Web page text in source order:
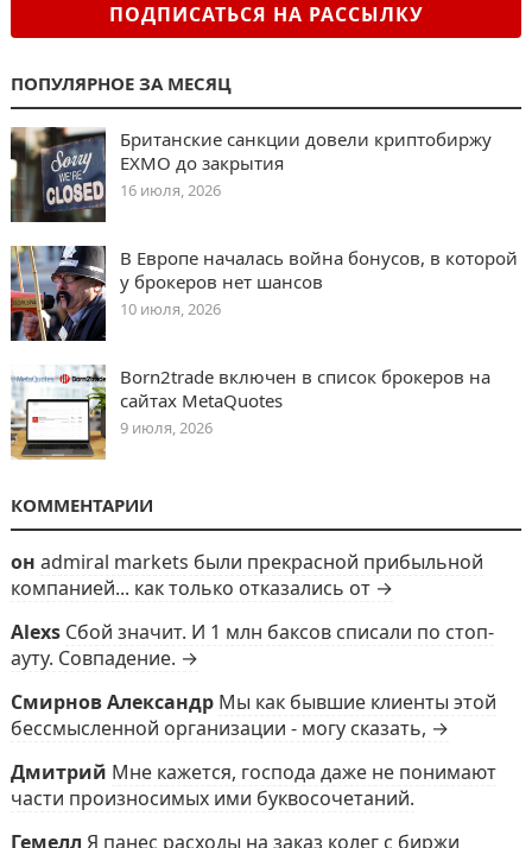
ПОДПИСАТЬСЯ НА РАССЫЛКУ
ПОПУЛЯРНОЕ ЗА МЕСЯЦ
Британские санкции довели криптобиржу
EXMO до закрытия
16 июля, 2026
В Европе началась война бонусов, в которой
у брокеров нет шансов
10 июля, 2026
Born2trade включен в список брокеров на
сайтах MetaQuotes
9 июля, 2026
КОММЕНТАРИИ
он admiral markets были прекрасной прибыльной
компанией... как только отказались от →
Alexs Сбой значит. И 1 млн баксов списали по стоп-
ауту. Совпадение. →
Смирнов Александр Мы как бывшие клиенты этой
бессмысленной организации - могу сказать, →
Дмитрий Мне кажется, господа даже не понимают
части произносимых ими буквосочетаний.
Гемелл Я панес расходы на заказ колег с биржи